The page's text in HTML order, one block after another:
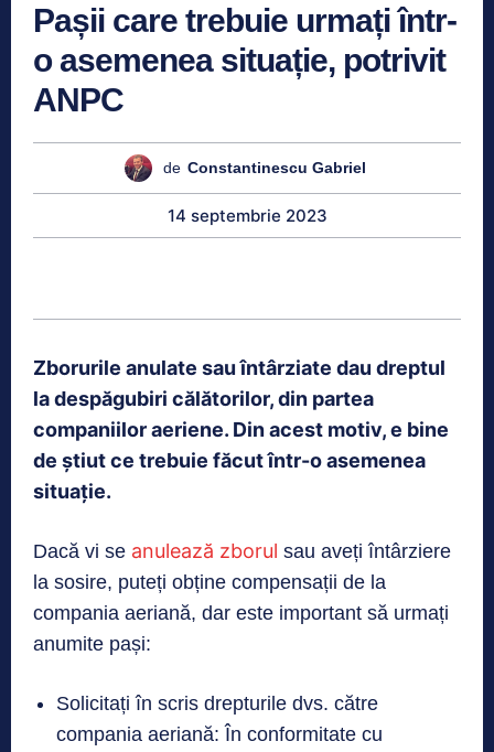
Pașii care trebuie urmați într-
o asemenea situație, potrivit
ANPC
de Constantinescu Gabriel
14 septembrie 2023
Zborurile anulate sau întârziate dau dreptul
la despăgubiri călătorilor, din partea
companiilor aeriene. Din acest motiv, e bine
de știut ce trebuie făcut într-o asemenea
situație.
Dacă vi se anulează zborul sau aveți întârziere
la sosire, puteți obține compensații de la
compania aeriană, dar este important să urmați
anumite pași:
Solicitați în scris drepturile dvs. către
compania aeriană: În conformitate cu